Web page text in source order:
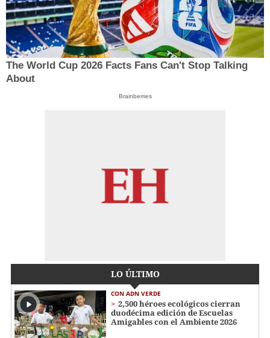
The World Cup 2026 Facts Fans Can't Stop Talking
About
Brainberries
LO ÚLTIMO
CON ADN VERDE
2,500 héroes ecológicos cierran
duodécima edición de Escuelas
Amigables con el Ambiente 2026